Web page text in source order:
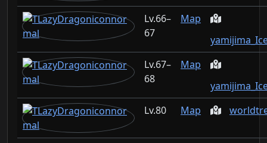
66–
67
Map
67–
68
Map
80
Map